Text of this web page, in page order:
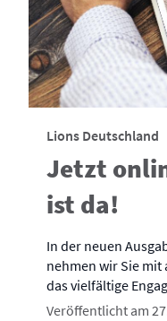
Lions Deutschland
Jetzt
ist da!
In der neuen
nehmen wir Sie mit
das vielfältige
Veröffentlicht am